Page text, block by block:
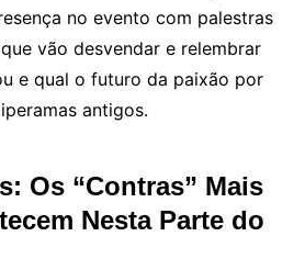
no evento com palestras
vão desvendar e relembrar
e qual o futuro da paixão por
antigos.
Os “Contras” Mais
Nesta Parte do